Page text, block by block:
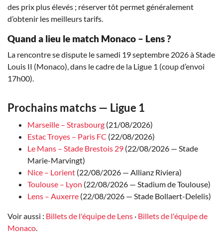
des prix plus élevés ; réserver tôt permet généralement
d’obtenir les meilleurs tarifs.
Quand a lieu le match Monaco – Lens ?
La rencontre se dispute le samedi 19 septembre 2026 à Stade
Louis II (Monaco), dans le cadre de la Ligue 1 (coup d’envoi
17h00).
Prochains matchs — Ligue 1
Marseille – Strasbourg (21/08/2026)
Estac Troyes – Paris FC (22/08/2026)
Le Mans – Stade Brestois 29 (22/08/2026 — Stade
Marie-Marvingt)
Nice – Lorient (22/08/2026 — Allianz Riviera)
Toulouse – Lyon (22/08/2026 — Stadium de Toulouse)
Lens – Auxerre (22/08/2026 — Stade Bollaert-Delelis)
Voir aussi : Billets de l'équipe de Lens · Billets de l'équipe de
Monaco.